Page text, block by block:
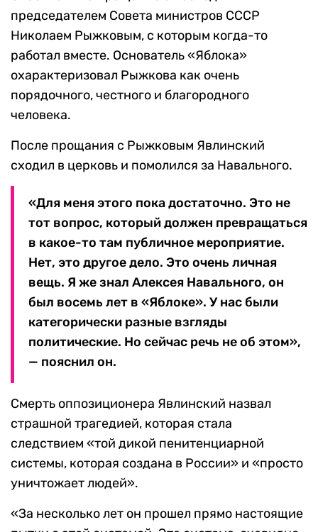
председателем Совета министров СССР
Николаем Рыжковым, с которым когда-то
работал вместе. Основатель «Яблока»
охарактеризовал Рыжкова как очень
порядочного, честного и благородного
человека.
После прощания с Рыжковым Явлинский
сходил в церковь и помолился за Навального.
«Для меня этого пока достаточно. Это не
тот вопрос, который должен превращаться
в какое-то там публичное мероприятие.
Нет, это другое дело. Это очень личная
вещь. Я же знал Алексея Навального, он
был восемь лет в «Яблоке». У нас были
категорически разные взгляды
политические. Но сейчас речь не об этом»,
— пояснил он.
Смерть оппозиционера Явлинский назвал
страшной трагедией, которая стала
следствием «той дикой пенитенциарной
системы, которая создана в России» и «просто
уничтожает людей».
«За несколько лет он прошел прямо настоящие